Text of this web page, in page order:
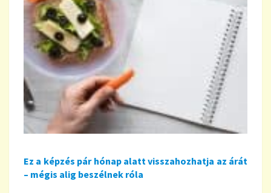
Ez a képzés pár hónap alatt visszahozhatja az árát
– mégis alig beszélnek róla